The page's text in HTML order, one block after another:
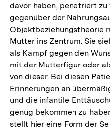
davor haben, penetriert
gegenüber der
Objektbeziehungstheorie
Mutter ins Zentrum. Sie
als Kampf gegen den
mit der Mutterfigur oder
von dieser. Bei diesen
Erinnerungen an
und die infantile
genug bekommen zu
stellt hier eine Form der